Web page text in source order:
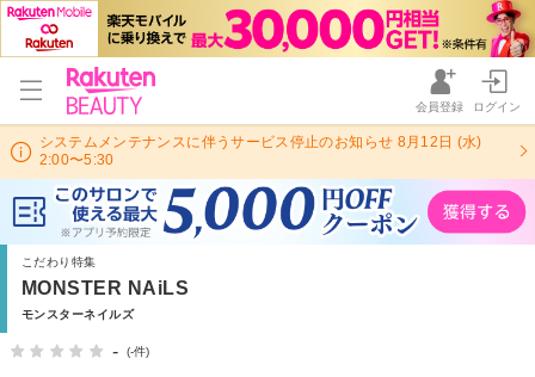
会員登録 ログイン
システムメンテナンスに伴うサービス停止のお知らせ 8月12日 (水)
2:00〜5:30
こだわり特集
MONSTER NAiLS
モンスターネイルズ
- (-件)